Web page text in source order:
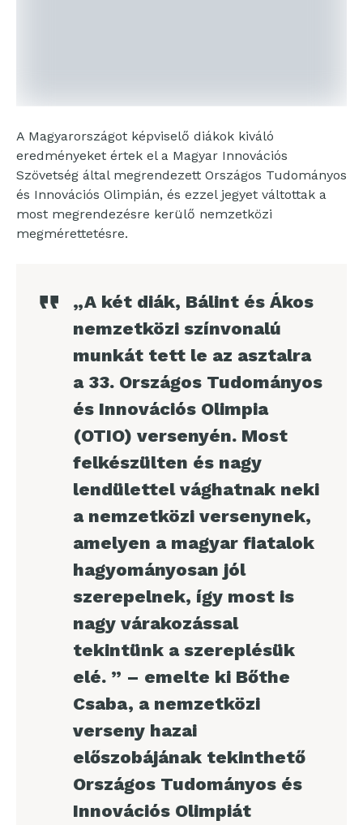
A Magyarországot képviselő diákok kiváló
eredményeket értek el a Magyar Innovációs
Szövetség által megrendezett Országos Tudományos
és Innovációs Olimpián, és ezzel jegyet váltottak a
most megrendezésre kerülő nemzetközi
megmérettetésre.
„A két diák, Bálint és Ákos
nemzetközi színvonalú
munkát tett le az asztalra
a 33. Országos Tudományos
és Innovációs Olimpia
(OTIO) versenyén. Most
felkészülten és nagy
lendülettel vághatnak neki
a nemzetközi versenynek,
amelyen a magyar fiatalok
hagyományosan jól
szerepelnek, így most is
nagy várakozással
tekintünk a szereplésük
elé. ” – emelte ki Bőthe
Csaba, a nemzetközi
verseny hazai
előszobájának tekinthető
Országos Tudományos és
Innovációs Olimpiát